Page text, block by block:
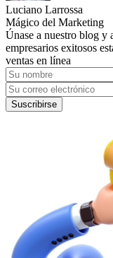
Luciano Larrossa
Mágico del Marketing
Únase a nuestro blog y
empresarios exitosos
ventas en línea
Suscribirse